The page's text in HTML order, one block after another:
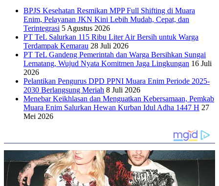
BPJS Kesehatan Resmikan MPP Full Shifting di Muara
Enim, Pelayanan JKN Kini Lebih Mudah, Cepat, dan
Terintegrasi 5 Agustus 2026
PT TeL Salurkan 115 Ribu Liter Air Bersih untuk Warga
Terdampak Kemarau 28 Juli 2026
PT TeL Gandeng Pemerintah dan Warga Bersihkan Sungai
Lematang, Wujud Nyata Komitmen Jaga Lingkungan 16 Juli
2026
Pelantikan Pengurus DPD PPNI Muara Enim Periode 2025-
2030 Berlangsung Meriah 8 Juli 2026
Menebar Keikhlasan dan Menguatkan Kebersamaan, Pemkab
Muara Enim Salurkan Hewan Kurban Idul Adha 1447 H 27
Mei 2026